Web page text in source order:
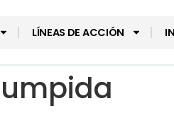
LÍNEAS DE ACCIÓN